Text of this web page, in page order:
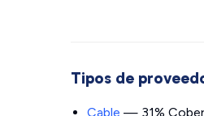
Tipos de
Cable — 31%